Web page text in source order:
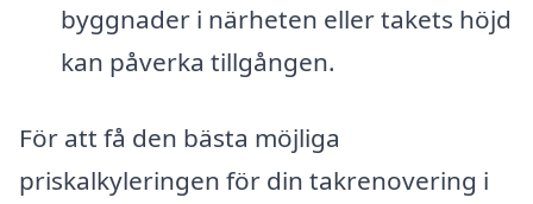
byggnader i närheten eller takets höjd
kan påverka tillgången.
För att få den bästa möjliga
priskalkyleringen för din takrenovering i